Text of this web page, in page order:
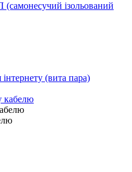
(самонесучий ізольований
(вита пара)
кабелю